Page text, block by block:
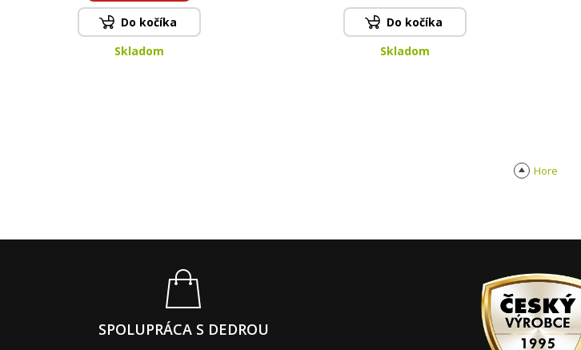
Do kočíka
Skladom
Do kočíka
Skladom
Hore
SPOLUPRÁCA S DEDROU